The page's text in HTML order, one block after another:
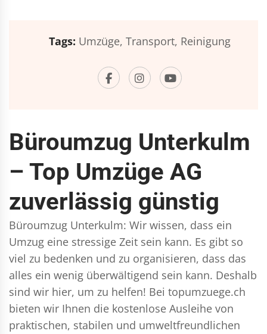
Tags: Umzüge, Transport, Reinigung
Büroumzug Unterkulm
– Top Umzüge AG
zuverlässig günstig
Büroumzug Unterkulm: Wir wissen, dass ein
Umzug eine stressige Zeit sein kann. Es gibt so
viel zu bedenken und zu organisieren, dass das
alles ein wenig überwältigend sein kann. Deshalb
sind wir hier, um zu helfen! Bei topumzuege.ch
bieten wir Ihnen die kostenlose Ausleihe von
praktischen, stabilen und umweltfreundlichen